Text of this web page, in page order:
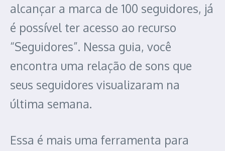
alcançar a marca de 100 seguidores, já
é possível ter acesso ao recurso
“Seguidores”. Nessa guia, você
encontra uma relação de sons que
seus seguidores visualizaram na
última semana.
Essa é mais uma ferramenta para